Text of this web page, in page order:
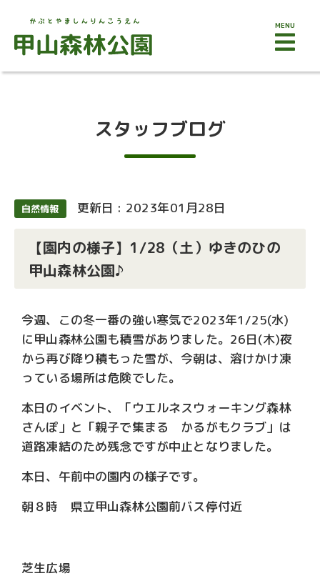
MENU
スタッフブログ
自然情報 更新日 : 2023年01月28日
【園内の様子】1/28（土）ゆきのひの
甲山森林公園♪
今週、この冬一番の強い寒気で2023年1/25(水)
に甲山森林公園も積雪がありました。26日(木)夜
から再び降り積もった雪が、今朝は、溶けかけ凍
っている場所は危険でした。
本日のイベント、「ウエルネスウォーキング森林
さんぽ」と「親子で集まる かるがもクラブ」は
道路凍結のため残念ですが中止となりました。
本日、午前中の園内の様子です。
朝８時 県立甲山森林公園前バス停付近
芝生広場